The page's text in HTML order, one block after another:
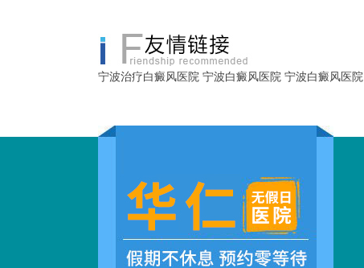
宁波治疗白癜风医院 宁波白癜风医院 宁波白癜风医院